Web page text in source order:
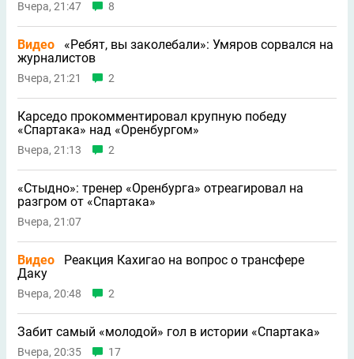
Вчера, 21:47 8
Видео
«Ребят, вы заколебали»: Умяров сорвался на
журналистов
Вчера, 21:21 2
Карседо прокомментировал крупную победу
«Спартака» над «Оренбургом»
Вчера, 21:13 2
«Стыдно»: тренер «Оренбурга» отреагировал на
разгром от «Спартака»
Вчера, 21:07
Видео
Реакция Кахигао на вопрос о трансфере
Даку
Вчера, 20:48 2
Забит самый «молодой» гол в истории «Спартака»
Вчера, 20:35 17